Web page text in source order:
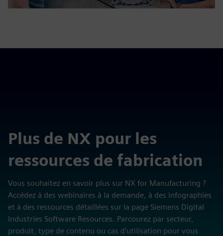
Plus de NX pour les
ressources de fabrication
Vous souhaitez en savoir plus sur NX for Manufacturing ?
Accédez à des webinaires à la demande, à des infographies
et à des ressources détaillées sur la page Siemens Digital
Industries Software Resources. Parcourez par secteur,
produit, type de contenu ou cas d'utilisation pour vous